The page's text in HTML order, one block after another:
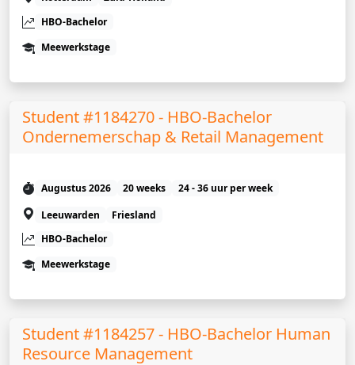
HBO-Bachelor
Meewerkstage
Student #1184270 - HBO-Bachelor
Ondernemerschap & Retail Management
Augustus 2026 20 weeks
24 - 36 uur per week
Leeuwarden
Friesland
HBO-Bachelor
Meewerkstage
Student #1184257 - HBO-Bachelor Human
Resource Management